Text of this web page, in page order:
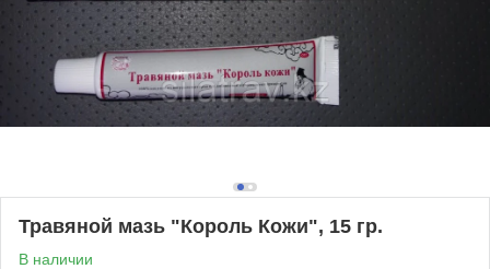
Травяной мазь "Король Кожи", 15 гр.
В наличии